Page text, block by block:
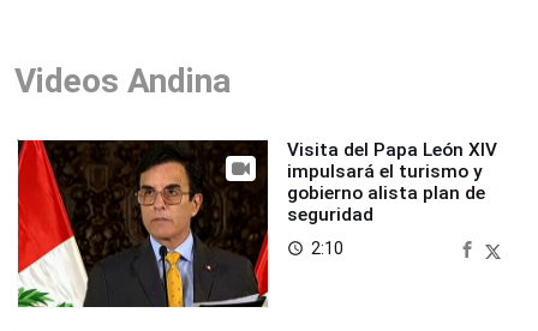
Videos Andina
Visita del Papa León XIV
impulsará el turismo y
gobierno alista plan de
seguridad
access_time 2:10